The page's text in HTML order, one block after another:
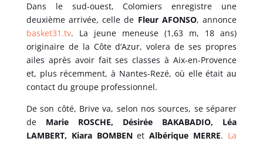
Dans le sud-ouest, Colomiers enregistre une
deuxième arrivée, celle de Fleur AFONSO, annonce
basket31.tv. La jeune meneuse (1,63 m, 18 ans)
originaire de la Côte d’Azur, volera de ses propres
ailes après avoir fait ses classes à Aix-en-Provence
et, plus récemment, à Nantes-Rezé, où elle était au
contact du groupe professionnel.
De son côté, Brive va, selon nos sources, se séparer
deMarie ROSCHE, Désirée BAKABADIO, Léa
LAMBERT, Kiara BOMBENetAlbérique MERRE. La